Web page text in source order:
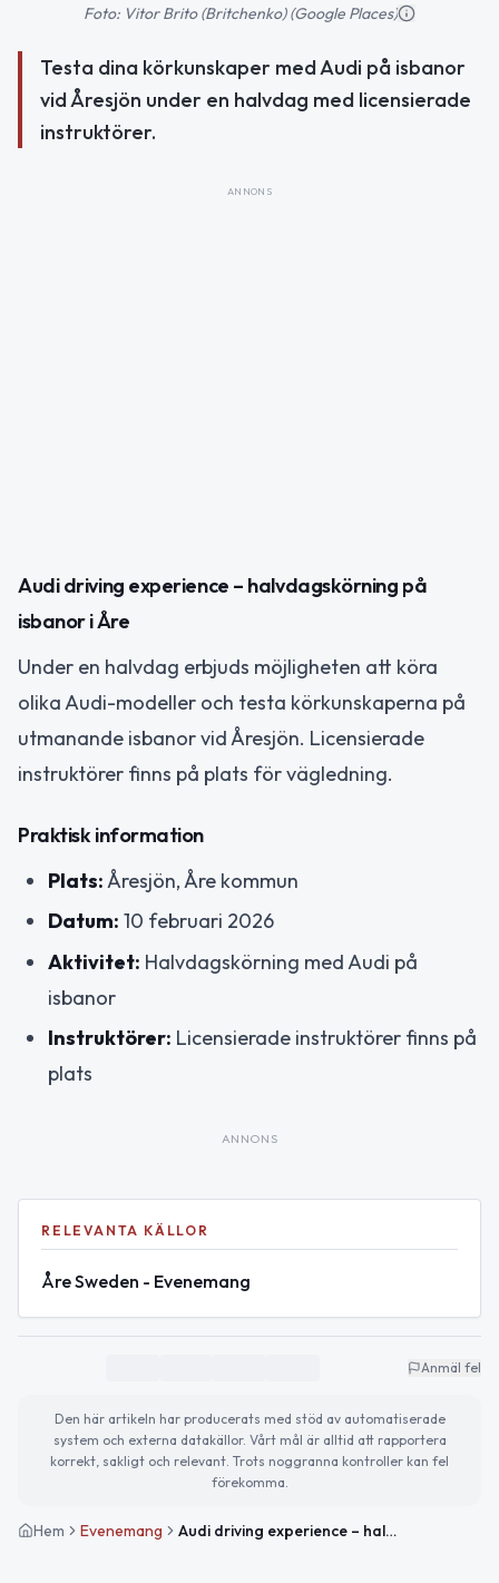
Foto: Vitor Brito (Britchenko) (Google Places)
Testa dina körkunskaper med Audi på isbanor
vid Åresjön under en halvdag med licensierade
instruktörer.
ANNONS
Audi driving experience – halvdagskörning på
isbanor i Åre
Under en halvdag erbjuds möjligheten att köra
olika Audi-modeller och testa körkunskaperna på
utmanande isbanor vid Åresjön. Licensierade
instruktörer finns på plats för vägledning.
Praktisk information
Plats: Åresjön, Åre kommun
Datum: 10 februari 2026
Aktivitet: Halvdagskörning med Audi på
isbanor
Instruktörer: Licensierade instruktörer finns på
plats
ANNONS
RELEVANTA KÄLLOR
Åre Sweden - Evenemang
Anmäl fel
Den här artikeln har producerats med stöd av automatiserade
system och externa datakällor. Vårt mål är alltid att rapportera
korrekt, sakligt och relevant. Trots noggranna kontroller kan fel
förekomma.
Hem Evenemang Audi driving experience – halvdagskörning på isbanor i Åre